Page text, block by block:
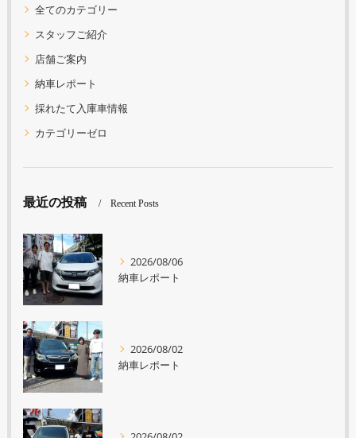
全てのカテゴリー
スタッフご紹介
店舗ご案内
納車レポート
採れたて入庫車情報
カテゴリーゼロ
最近の投稿 Recent Posts
2026/08/06
納車レポート
2026/08/02
納車レポート